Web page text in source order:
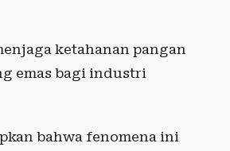
ketahanan pangan
emas bagi industri
bahwa fenomena ini